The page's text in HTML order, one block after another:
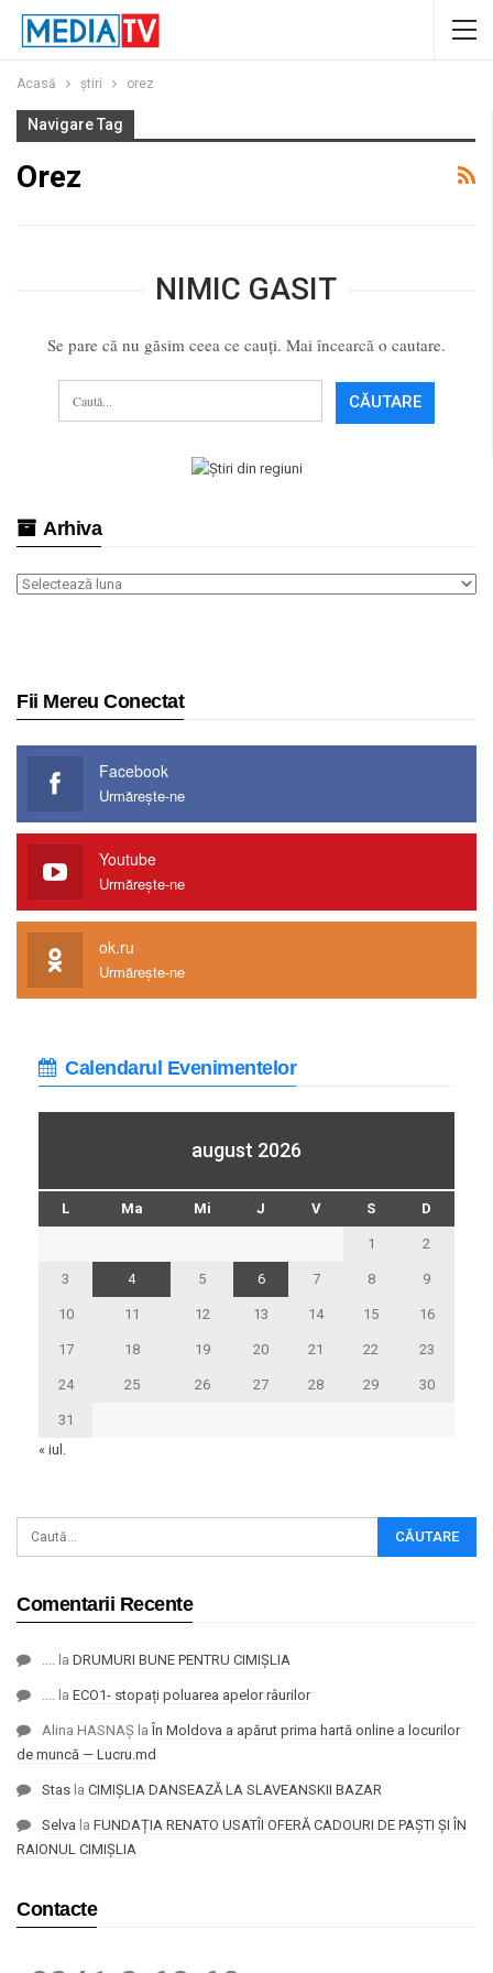
Acasă ştiri orez
Navigare Tag
Orez
NIMIC GASIT
Se pare că nu găsim ceea ce cauți. Mai încearcă o cautare.
Arhiva
Arhiva
Fii Mereu Conectat
Facebook
Urmărește-ne
Youtube
Urmărește-ne
ok.ru
Urmărește-ne
Calendarul Evenimentelor
august 2026
L Ma Mi J V S D
1 2
3 4 5 6 7 8 9
10 11 12 13 14 15 16
17 18 19 20 21 22 23
24 25 26 27 28 29 30
31
« iul.
Comentarii Recente
.... la DRUMURI BUNE PENTRU CIMIȘLIA
.... la ECO1- stopați poluarea apelor râurilor
Alina HASNAȘ la În Moldova a apărut prima hartă online a locurilor
de muncă — Lucru.md
Stas la CIMIȘLIA DANSEAZĂ LA SLAVEANSKII BAZAR
Selva la FUNDAȚIA RENATO USATÎI OFERĂ CADOURI DE PAȘTI ȘI ÎN
RAIONUL CIMIȘLIA
Contacte